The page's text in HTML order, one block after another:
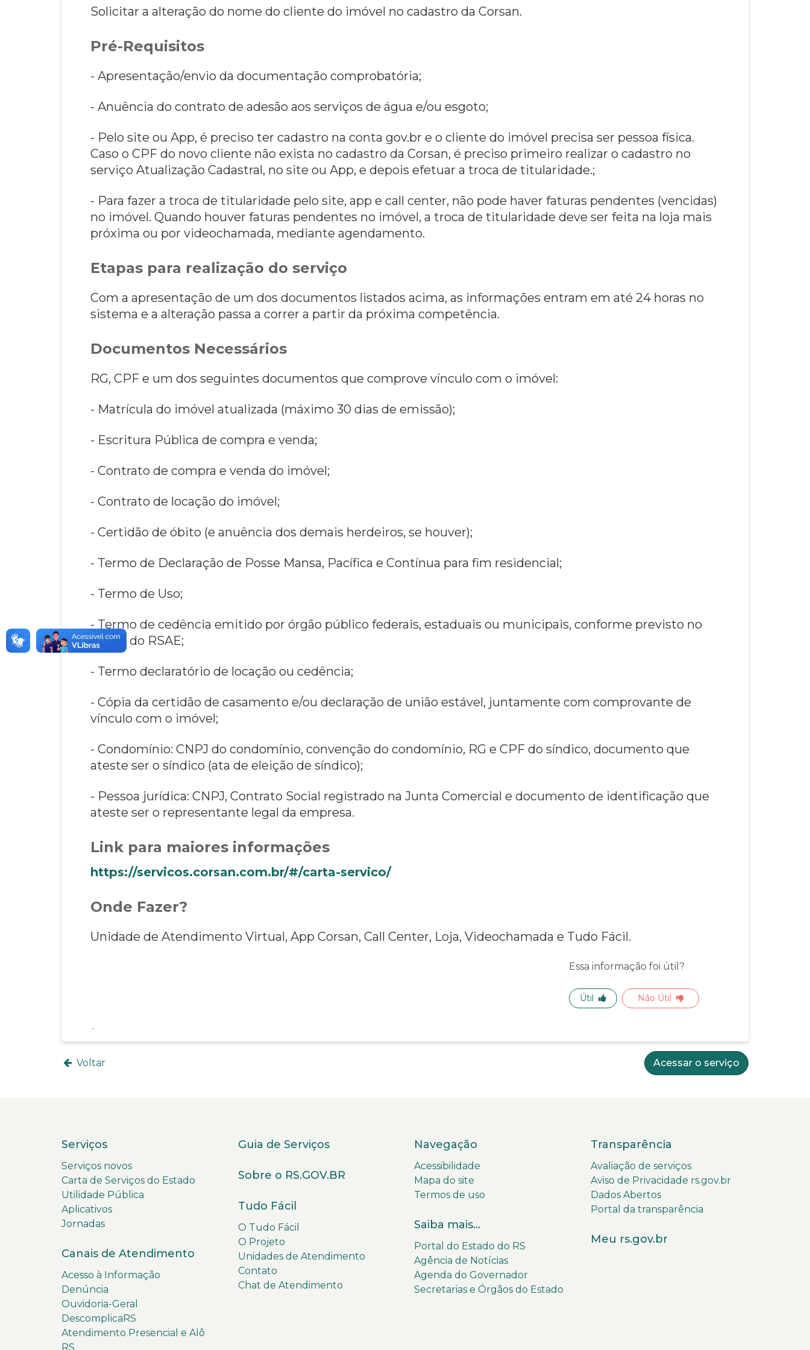
Solicitar a alteração do nome do cliente do imóvel no cadastro da Corsan.
Pré-Requisitos
- Apresentação/envio da documentação comprobatória;
- Anuência do contrato de adesão aos serviços de água e/ou esgoto;
- Pelo site ou App, é preciso ter cadastro na conta gov.br e o cliente do imóvel precisa ser pessoa física.
Caso o CPF do novo cliente não exista no cadastro da Corsan, é preciso primeiro realizar o cadastro no
serviço Atualização Cadastral, no site ou App, e depois efetuar a troca de titularidade.;
- Para fazer a troca de titularidade pelo site, app e call center, não pode haver faturas pendentes (vencidas)
no imóvel. Quando houver faturas pendentes no imóvel, a troca de titularidade deve ser feita na loja mais
próxima ou por videochamada, mediante agendamento.
Etapas para realização do serviço
Com a apresentação de um dos documentos listados acima, as informações entram em até 24 horas no
sistema e a alteração passa a correr a partir da próxima competência.
Documentos Necessários
RG, CPF e um dos seguintes documentos que comprove vínculo com o imóvel:
- Matrícula do imóvel atualizada (máximo 30 dias de emissão);
- Escritura Pública de compra e venda;
- Contrato de compra e venda do imóvel;
- Contrato de locação do imóvel;
- Certidão de óbito (e anuência dos demais herdeiros, se houver);
- Termo de Declaração de Posse Mansa, Pacífica e Contínua para fim residencial;
- Termo de Uso;
- Termo de cedência emitido por órgão público federais, estaduais ou municipais, conforme previsto no
art. 57 do RSAE;
- Termo declaratório de locação ou cedência;
- Cópia da certidão de casamento e/ou declaração de união estável, juntamente com comprovante de
vínculo com o imóvel;
- Condomínio: CNPJ do condomínio, convenção do condomínio, RG e CPF do síndico, documento que
ateste ser o síndico (ata de eleição de síndico);
- Pessoa jurídica: CNPJ, Contrato Social registrado na Junta Comercial e documento de identificação que
ateste ser o representante legal da empresa.
Link para maiores informações
https://servicos.corsan.com.br/#/carta-servico/
Onde Fazer?
Unidade de Atendimento Virtual, App Corsan, Call Center, Loja, Videochamada e Tudo Fácil.
Essa informação foi útil?
Útil Não Útil
Voltar Acessar o serviço
Serviços
Serviços novos
Carta de Serviços do Estado
Utilidade Pública
Aplicativos
Jornadas
Canais de Atendimento
Acesso à Informação
Denúncia
Ouvidoria-Geral
DescomplicaRS
Atendimento Presencial e Alô
RS
Guia de Serviços
Sobre o RS.GOV.BR
Tudo Fácil
O Tudo Fácil
O Projeto
Unidades de Atendimento
Contato
Chat de Atendimento
Navegação
Acessibilidade
Mapa do site
Termos de uso
Saiba mais...
Portal do Estado do RS
Agência de Notícias
Agenda do Governador
Secretarias e Órgãos do Estado
Transparência
Avaliação de serviços
Aviso de Privacidade rs.gov.br
Dados Abertos
Portal da transparência
Meu rs.gov.br